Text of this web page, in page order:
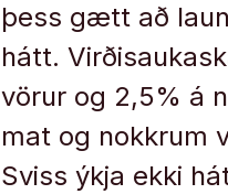
þess gætt að
hátt.
vörur og 2,5% á
mat og nokkrum
Sviss ýkja ekki